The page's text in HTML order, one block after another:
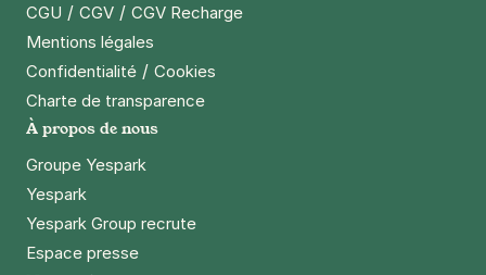
CGU / CGV / CGV Recharge
Mentions légales
Confidentialité / Cookies
Charte de transparence
À propos de nous
Groupe Yespark
Yespark
Yespark Group recrute
Espace presse